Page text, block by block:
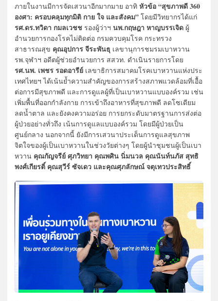
ภายในงานมีการจัดเสวนาอีกมากมาย อาทิ หัวข้อ “สุขภาพดี 360
องศา: ครอบคลุมทุกมิติ กาย ใจ และสังคม” โดยมีวิทยากรได้แก่
รศ.ดร.ทวิดา กมลเวชช รองผู้ว่าฯ นพ.กฤษฎา หาญบรรเจิด ผู้
อำนวยการกองโรคไม่ติดต่อ กรมควบคุมโรค กระทรวง
สาธารณสุข คุณอุปการ จีระพันธุ เลขานุการชมรมเบาหวาน
รพ.จุฬาฯ อดีตผู้ช่วยอำนวยการ สสวท. ดำเนินรายการโดย
รศ.นพ. เพชร รอดอารีย์ เลขาธิการสมาคมโรคเบาหวานแห่งประ
เทศไทยฯ ได้เน้นย้ำความสำคัญของการสร้างสภาพแวดล้อมที่เอื้อ
ต่อการมีสุขภาพดี และการดูแลผู้ที่เป็นเบาหวานแบบองค์รวม เช่น
เพิ่มพื้นที่ออกกำลังกาย การเข้าถึงอาหารที่สุขภาพดี ลดโซเดียม
ลดน้ำตาล และยังคงความอร่อย การยกระดับมาตรฐานการส่งต่อ
ผู้ป่วยอย่างทั่วถึง เน้นการดูแลแบบองค์รวม โดยมีผู้ป่วยเป็น
ศูนย์กลาง นอกจากนี้ ยังมีการเสวนาประเด็นการดูแลสุขภาพ
จิตใจของผู้เป็นเบาหวานในช่วงวัยต่างๆ โดยผู้นำชุมชนผู้เป็นเบา
หวาน คุณกัญจรีย์ ศุภวิทยา คุณพศิน นิ่มนวล คุณนันท์นภัส สุทธิ
พงศ์เกียรติ์ คุณสุวีร์ ซัจเดว และคุณศุภลักษณ์ จตุเทวประสิทธิ์